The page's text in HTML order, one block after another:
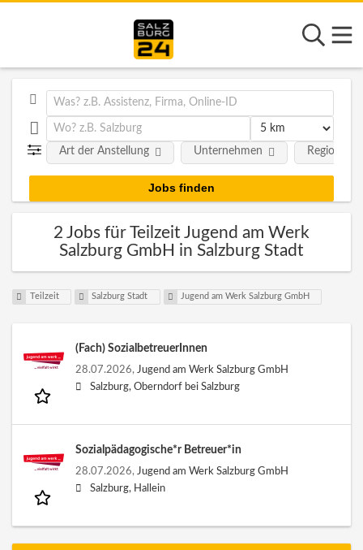
Art der Anstellung Unternehmen Region
2 Jobs für Teilzeit Jugend am Werk
Salzburg GmbH in Salzburg Stadt
Teilzeit Salzburg Stadt Jugend am Werk Salzburg GmbH
(Fach) SozialbetreuerInnen
28.07.2026, Jugend am Werk Salzburg GmbH
Salzburg, Oberndorf bei Salzburg
Sozialpädagogische*r Betreuer*in
28.07.2026, Jugend am Werk Salzburg GmbH
Salzburg, Hallein